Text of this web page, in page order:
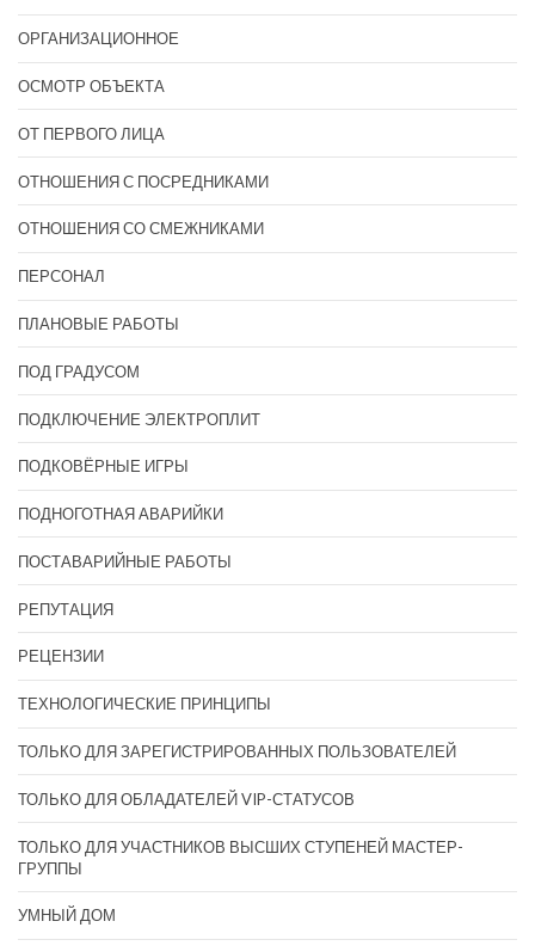
ОРГАНИЗАЦИОННОЕ
ОСМОТР ОБЪЕКТА
ОТ ПЕРВОГО ЛИЦА
ОТНОШЕНИЯ С ПОСРЕДНИКАМИ
ОТНОШЕНИЯ СО СМЕЖНИКАМИ
ПЕРСОНАЛ
ПЛАНОВЫЕ РАБОТЫ
ПОД ГРАДУСОМ
ПОДКЛЮЧЕНИЕ ЭЛЕКТРОПЛИТ
ПОДКОВЁРНЫЕ ИГРЫ
ПОДНОГОТНАЯ АВАРИЙКИ
ПОСТАВАРИЙНЫЕ РАБОТЫ
РЕПУТАЦИЯ
РЕЦЕНЗИИ
ТЕХНОЛОГИЧЕСКИЕ ПРИНЦИПЫ
ТОЛЬКО ДЛЯ ЗАРЕГИСТРИРОВАННЫХ ПОЛЬЗОВАТЕЛЕЙ
ТОЛЬКО ДЛЯ ОБЛАДАТЕЛЕЙ VIP-СТАТУСОВ
ТОЛЬКО ДЛЯ УЧАСТНИКОВ ВЫСШИХ СТУПЕНЕЙ МАСТЕР-
ГРУППЫ
УМНЫЙ ДОМ